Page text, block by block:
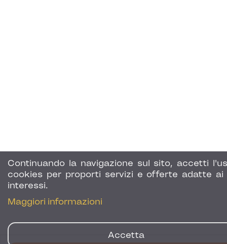
Continuando la navigazione sul sito, accetti
cookies per proporti servizi e offerte adatte ai
interessi.
Maggiori informazioni
Accetta